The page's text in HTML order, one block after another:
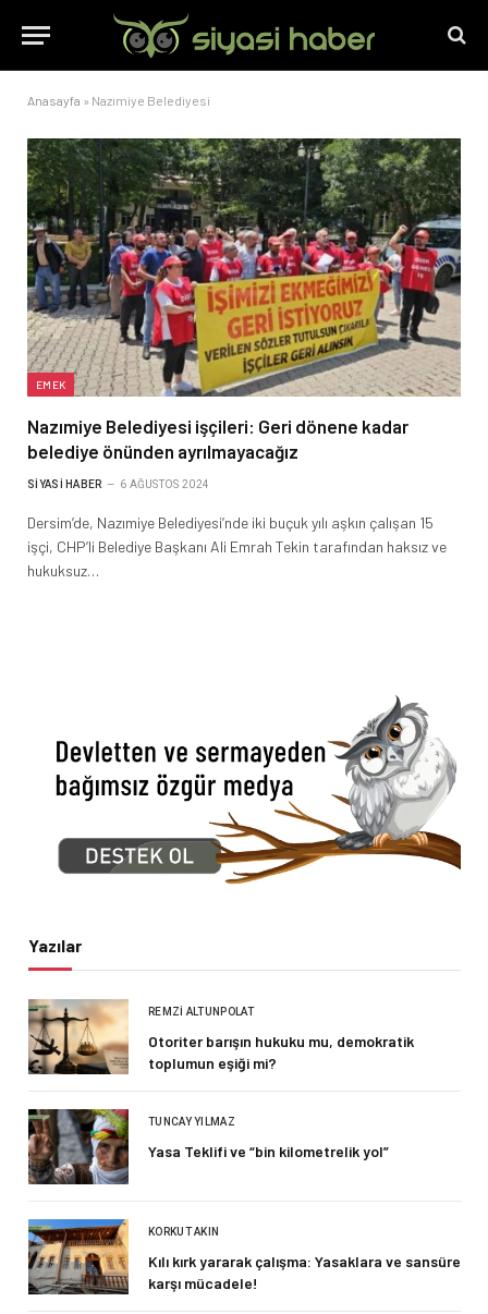
Anasayfa » Nazımiye Belediyesi
EMEK
Nazımiye Belediyesi işçileri: Geri dönene kadar
belediye önünden ayrılmayacağız
SIYASI HABER 6 AĞUSTOS 2024
Dersim’de, Nazımiye Belediyesi’nde iki buçuk yılı aşkın çalışan 15
işçi, CHP’li Belediye Başkanı Ali Emrah Tekin tarafından haksız ve
hukuksuz…
Yazılar
REMZI ALTUNPOLAT
Otoriter barışın hukuku mu, demokratik
toplumun eşiği mi?
TUNCAY YILMAZ
Yasa Teklifi ve “bin kilometrelik yol”
KORKUT AKIN
Kılı kırk yararak çalışma: Yasaklara ve sansüre
karşı mücadele!